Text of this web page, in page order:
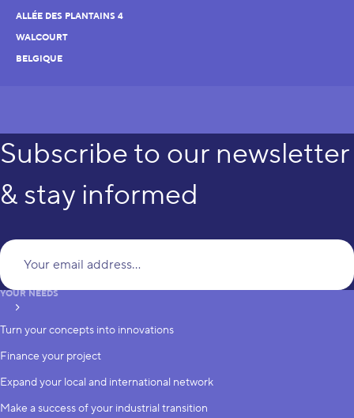
ALLÉE DES PLANTAINS 4
WALCOURT
BELGIQUE
Subscribe to our newsletter
& stay informed
subscribe
YOUR NEEDS
Turn your concepts into innovations
Finance your project
Expand your local and international network
Make a success of your industrial transition